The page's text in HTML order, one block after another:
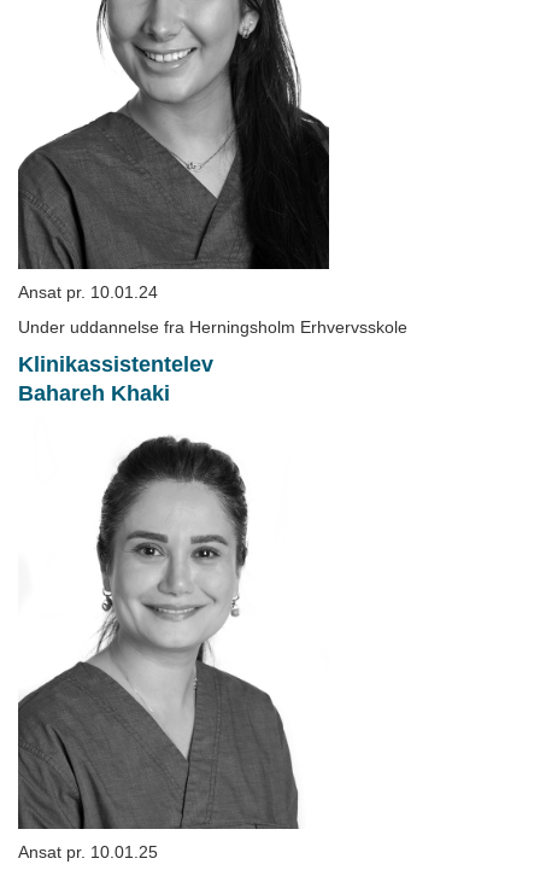
Ansat pr. 10.01.24
Under uddannelse fra Herningsholm Erhvervsskole
Klinikassistentelev
Bahareh Khaki
Ansat pr. 10.01.25